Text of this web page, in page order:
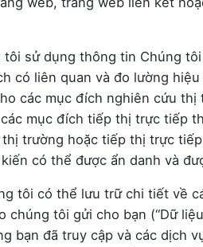
tôi sử dụng thông tin Chúng
có liên quan và đo lường
các mục đích nghiên cứu
mục đích tiếp thị trực tiếp
trường hoặc tiếp thị trực
​​có thể được ẩn danh và
tôi có thể lưu trữ chi tiết về
chúng tôi gửi cho bạn (“Dữ
bạn đã truy cập và các dịch